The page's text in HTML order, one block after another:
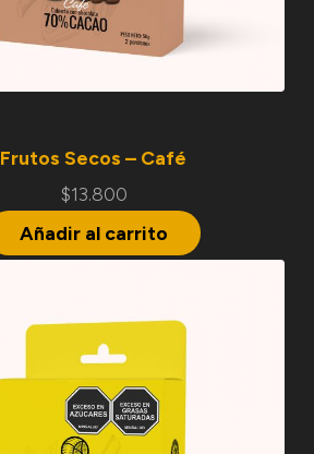
Frutos Secos – Café
$13.800
Añadir al carrito